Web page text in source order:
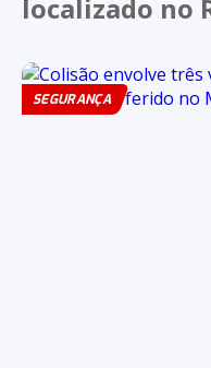
localizado no
SEGURANÇA